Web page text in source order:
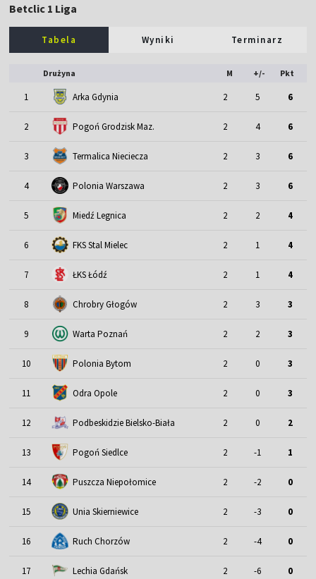
Betclic 1 Liga
Tabela Wyniki Terminarz
Drużyna M +/- Pkt
1 Arka Gdynia 2 5 6
2 Pogoń Grodzisk Maz. 2 4 6
3 Termalica Nieciecza 2 3 6
4 Polonia Warszawa 2 3 6
5 Miedź Legnica 2 2 4
6 FKS Stal Mielec 2 1 4
7 ŁKS Łódź 2 1 4
8 Chrobry Głogów 2 3 3
9 Warta Poznań 2 2 3
10 Polonia Bytom 2 0 3
11 Odra Opole 2 0 3
12 Podbeskidzie Bielsko-Biała 2 0 2
13 Pogoń Siedlce 2 -1 1
14 Puszcza Niepołomice 2 -2 0
15 Unia Skierniewice 2 -3 0
16 Ruch Chorzów 2 -4 0
17 Lechia Gdańsk 2 -6 0